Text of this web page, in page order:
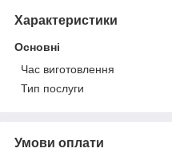
Характеристики
Основні
Час виготовлення
Тип послуги
Умови оплати